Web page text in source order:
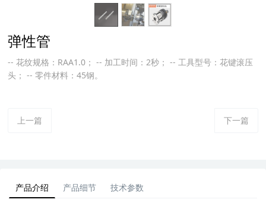
弹性管
-- 花纹规格：RAA1.0； -- 加工时间：2秒； -- 工具型号：花键滚压
头； -- 零件材料：45钢。
上一篇 下一篇
产品介绍 产品细节 技术参数